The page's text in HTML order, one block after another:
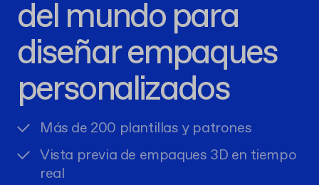
del mundo para
diseñar empaques
personalizados
Más de 200 plantillas y patrones
Vista previa de empaques 3D en tiempo
real